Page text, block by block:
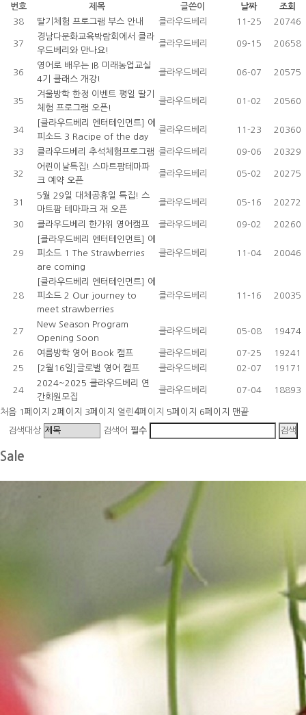
번호 제목 글쓴이 날짜
조회
38
딸기체험 프로그램 부스 안내 클라우드베리 11-25 20746
37
경남다문화교육박람회에서 클라
우드베리와 만나요!
클라우드베리 09-15 20658
36
영어로 배우는 IB 미래농업교실
4기 클래스 개강!
클라우드베리 06-07 20575
35
겨울방학 한정 이벤트 평일 딸기
체험 프로그램 오픈!
클라우드베리 01-02 20560
34
[클라우드베리 엔터테인먼트] 에
피소드 3 Racipe of the day
클라우드베리 11-23 20360
33 클라우드베리 추석체험프로그램 클라우드베리 09-06 20329
32
어린이날특집! 스마트팜테마파
크 예약 오픈
클라우드베리 05-02 20275
31
5월 29일 대체공휴일 특집! 스
마트팜 테마파크 재 오픈
클라우드베리 05-16 20272
30 클라우드베리 한가위 영어캠프 클라우드베리 09-02 20260
29
[클라우드베리 엔터테인먼트] 에
피소드 1 The Strawberries
are coming
클라우드베리 11-04 20046
28
[클라우드베리 엔터테인먼트] 에
피소드 2 Our journey to
meet strawberries
클라우드베리 11-16 20035
27
New Season Program
Opening Soon
클라우드베리 05-08 19474
26 여름방학 영어 Book 캠프 클라우드베리 07-25
19241
25
[2월16일]글로벌 영어 캠프 클라우드베리 02-07 19171
24
2024~2025 클라우드베리 연
간회원모집
클라우드베리 07-04 18893
처음 1 페이지 2페이지 3페이지 열린 4페이지 5페이지 6페이지 맨끝
검색대상 검색어 필수
Sale